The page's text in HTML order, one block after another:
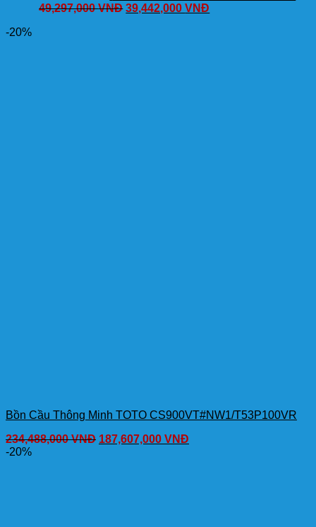
49,297,000VNĐ 39,442,000VNĐ
-20%
Bồn Cầu Thông Minh TOTO CS900VT#NW1/T53P100VR
234,488,000VNĐ 187,607,000 VNĐ
-20%